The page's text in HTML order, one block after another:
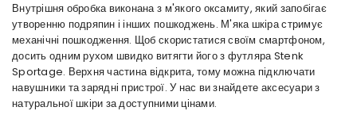
Внутрішня обробка виконана з м'якого оксамиту, який запобігає
утворенню подряпин і інших пошкоджень. М'яка шкіра стримує
механічні пошкодження. Щоб скористатися своїм смартфоном,
досить одним рухом швидко витягти його з футляра Stenk
Sportage. Верхня частина відкрита, тому можна підключати
навушники та зарядні пристрої. У нас ви знайдете аксесуари з
натуральної шкіри за доступними цінами.